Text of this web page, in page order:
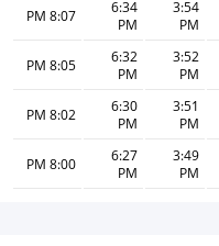
3:54
PM
6:34
PM
8:07 PM
3:52
PM
6:32
PM
8:05 PM
3:51
PM
6:30
PM
8:02 PM
3:49
PM
6:27
PM
8:00 PM